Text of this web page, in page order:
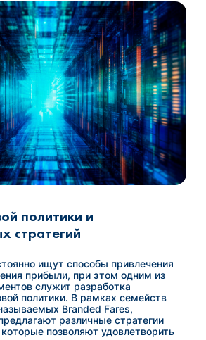
политики и
стратегий
ищут способы привлечения
прибыли, при этом одним из
служит разработка
политики. В рамках семейств
Branded Fares,
различные стратегии
позволяют удовлетворить